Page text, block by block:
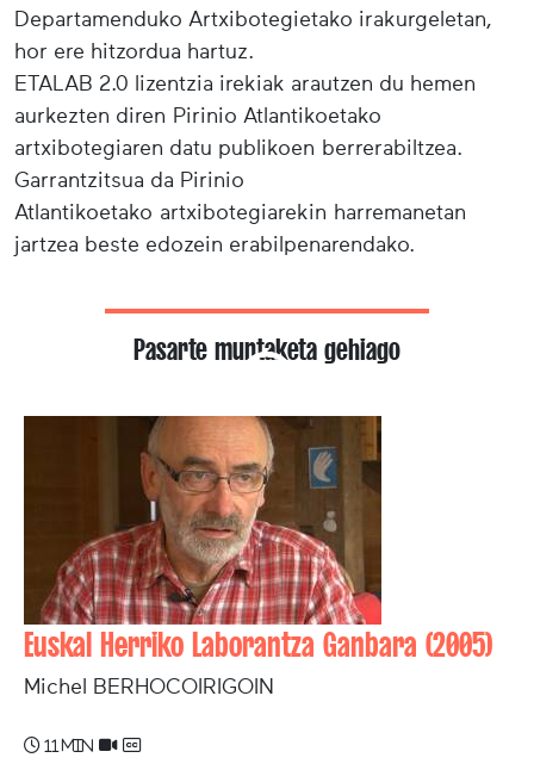
Departamenduko Artxibotegietako irakurgeletan,
hor ere hitzordua hartuz.
ETALAB 2.0 lizentzia irekiak arautzen du hemen
aurkezten diren Pirinio Atlantikoetako
artxibotegiaren datu publikoen berrerabiltzea.
Garrantzitsua da Pirinio
Atlantikoetako artxibotegiarekin harremanetan
jartzea beste edozein erabilpenarendako.
Pasarte muntaketa gehiago
Euskal Herriko Laborantza Ganbara (2005)
Michel BERHOCOIRIGOIN
11 min